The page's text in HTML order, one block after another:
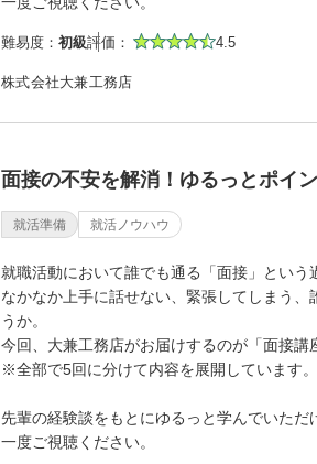
難易度： 初級評価： 4.5
株式会社大兼工務店
面接の不安を解消！ゆるっとポイ
就活準備 就活ノウハウ
就職活動において誰でも通る「面接」という
なかなか上手に話せない、緊張してしまう
うか。
今回、大兼工務店がお届けするのが「面接
※全部で5回に分けて内容を展開しています。
先輩の経験談をもとにゆるっと学んでいただ
一度ご視聴ください。